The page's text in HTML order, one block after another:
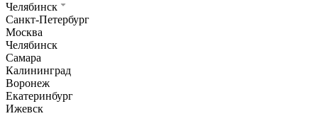
Челябинск
Санкт-Петербург
Москва
Челябинск
Самара
Калининград
Воронеж
Екатеринбург
Ижевск